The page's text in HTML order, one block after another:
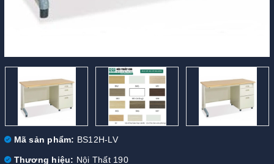
Mã sản phẩm: BS12H-LV
Thương hiệu: Nội Thất 190